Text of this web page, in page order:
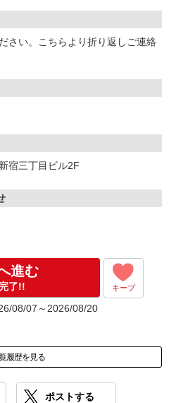
さい。こちらより折り返しご連絡
宿三丁目ビル2F
進む
了!! キープ
08/07～2026/08/20
履歴を見る
ポストする